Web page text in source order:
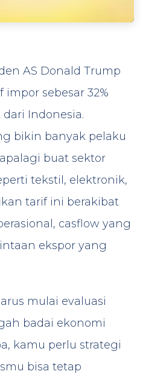
AS Donald Trump
sebesar 32%
Indonesia.
bikin banyak pelaku
buat sektor
tekstil, elektronik,
tarif ini berakibat
casflow yang
ekspor yang
mulai evaluasi
badai ekonomi
kamu perlu strategi
bisa tetap